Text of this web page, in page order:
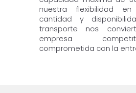
nuestra flexibilidad
cantidad y
transporte nos
empresa
comprometida con la